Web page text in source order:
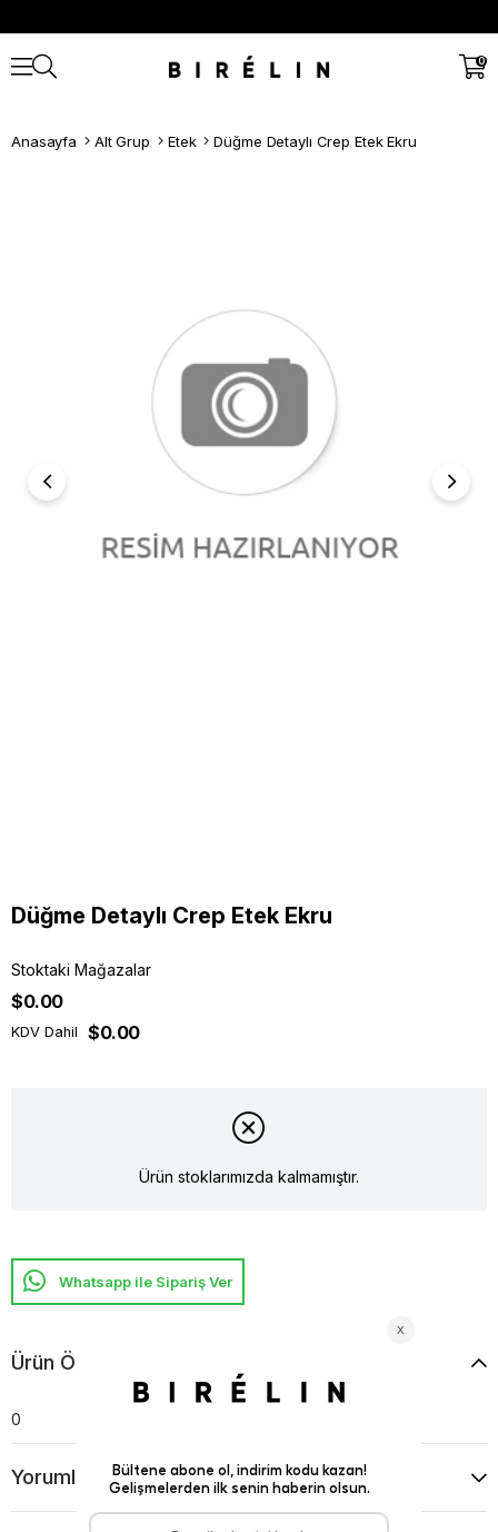
0
Anasayfa Alt Grup Etek Düğme Detaylı Crep Etek Ekru
Düğme Detaylı Crep Etek Ekru
Stoktaki Mağazalar
$0.00
KDV Dahil $0.00
Ürün stoklarımızda kalmamıştır.
Whatsapp ile Sipariş Ver
Ürün Özellikleri
0
Yorumlar (0)